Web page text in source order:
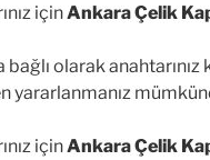
içinAnkara Çelik
olarak
yararlanmanız
içinAnkara Çelik